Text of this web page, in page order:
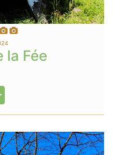
la Fée